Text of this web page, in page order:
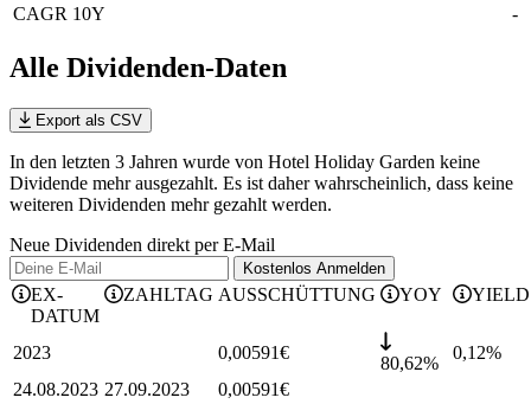
CAGR 10Y
-
Alle Dividenden-Daten
Export als CSV
In den letzten 3 Jahren wurde von Hotel Holiday Garden keine
Dividende mehr ausgezahlt. Es ist daher wahrscheinlich, dass keine
weiteren Dividenden mehr gezahlt werden.
Neue Dividenden direkt per E-Mail
Kostenlos Anmelden
EX-
DATUM
ZAHLTAG AUSSCHÜTTUNG YOY YIELD
2023 0,00591€
80,62%
0,12%
24.08.2023 27.09.2023 0,00591€